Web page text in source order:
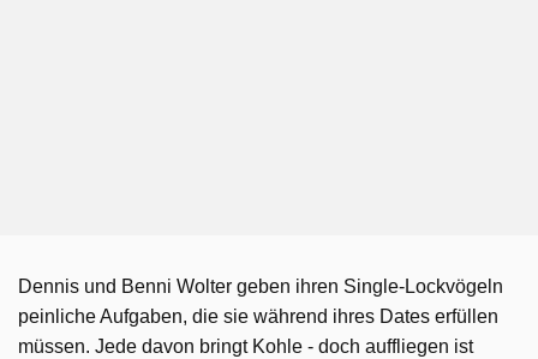
Dennis und Benni Wolter geben ihren Single-Lockvögeln
peinliche Aufgaben, die sie während ihres Dates erfüllen
müssen. Jede davon bringt Kohle - doch auffliegen ist